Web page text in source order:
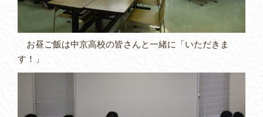
お昼ご飯は中京高校の皆さんと一緒に「いただきま
す！」